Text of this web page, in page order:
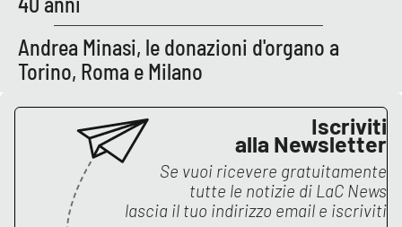
LA
CALABRIAVISIONE
Destinazioni
Eventi
Storie
Andrea Minasi, le donazioni d'organo a
Torino, Roma e Milano
Iscriviti
alla Newsletter
Se vuoi ricevere gratuitamente
tutte le notizie di LaC News
lascia il tuo indirizzo email e iscriviti